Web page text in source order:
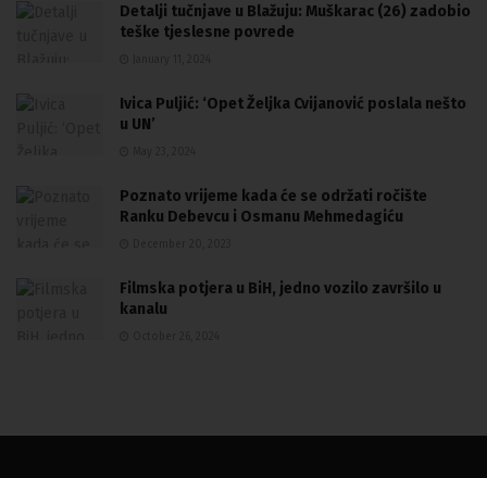
Detalji tučnjave u Blažuju: Muškarac (26) zadobio
teške tjeslesne povrede
Ivica Puljić: ‘Opet Željka Cvijanović poslala nešto
u UN’
Poznato vrijeme kada će se održati ročište
Ranku Debevcu i Osmanu Mehmedagiću
Filmska potjera u BiH, jedno vozilo završilo u
kanalu